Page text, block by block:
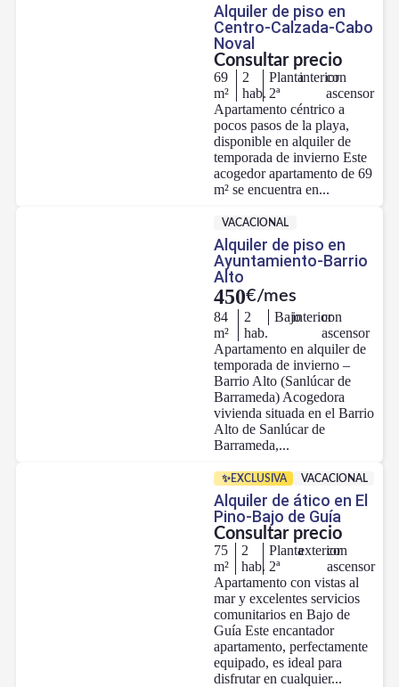
Alquiler de piso en
Centro-Calzada-Cabo
Noval
Consultar precio
69
m²
2
hab.
Planta
2ª
interior
con
ascensor
Apartamento céntrico a
pocos pasos de la playa,
disponible en alquiler de
temporada de invierno Este
acogedor apartamento de 69
m² se encuentra en...
VACACIONAL
Alquiler de piso en
Ayuntamiento-Barrio
Alto
450€/mes
84
m²
2
hab.
Bajointeriorcon
ascensor
Apartamento en alquiler de
temporada de invierno –
Barrio Alto (Sanlúcar de
Barrameda) Acogedora
vivienda situada en el Barrio
Alto de Sanlúcar de
Barrameda,...
✨EXCLUSIVA VACACIONAL
Alquiler de ático en El
Pino-Bajo de Guía
Consultar precio
75
m²
2
hab.
Planta
2ª
exterior
con
ascensor
Apartamento con vistas al
mar y excelentes servicios
comunitarios en Bajo de
Guía Este encantador
apartamento, perfectamente
equipado, es ideal para
disfrutar en cualquier...